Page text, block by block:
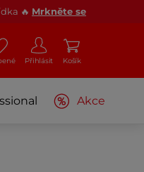
🔥 Mrkněte se
Přihlásit Košík
Akce